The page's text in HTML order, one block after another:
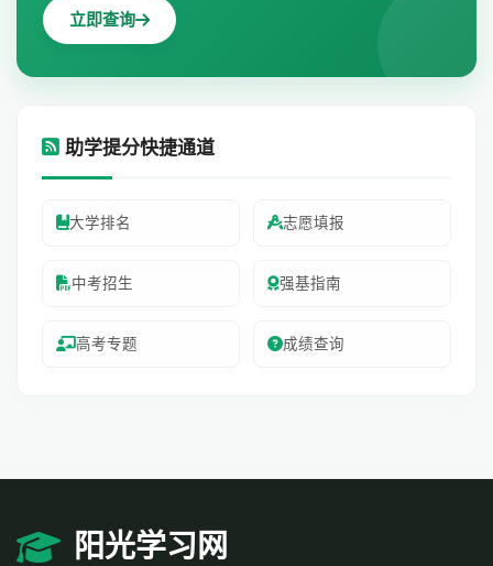
立即查询
助学提分快捷通道
大学排名 志愿填报
中考招生 强基指南
高考专题 成绩查询
阳光学习网